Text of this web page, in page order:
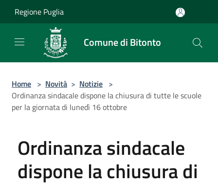
Regione Puglia
Comune di Bitonto
Home > Novità > Notizie >
Ordinanza sindacale dispone la chiusura di tutte le scuole
per la giornata di lunedì 16 ottobre
Ordinanza sindacale
dispone la chiusura di